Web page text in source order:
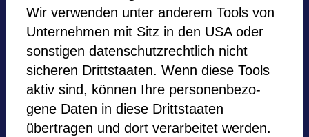
Wir ver­wen­den unter ande­rem Tools von
Unter­neh­men mit Sitz in den USA oder
sons­ti­gen daten­schutz­recht­lich nicht
siche­ren Dritt­staa­ten. Wenn diese Tools
aktiv sind, kön­nen Ihre per­so­nen­be­zo­
gene Daten in diese Dritt­staa­ten
übertragen und dort ver­ar­bei­tet wer­den.